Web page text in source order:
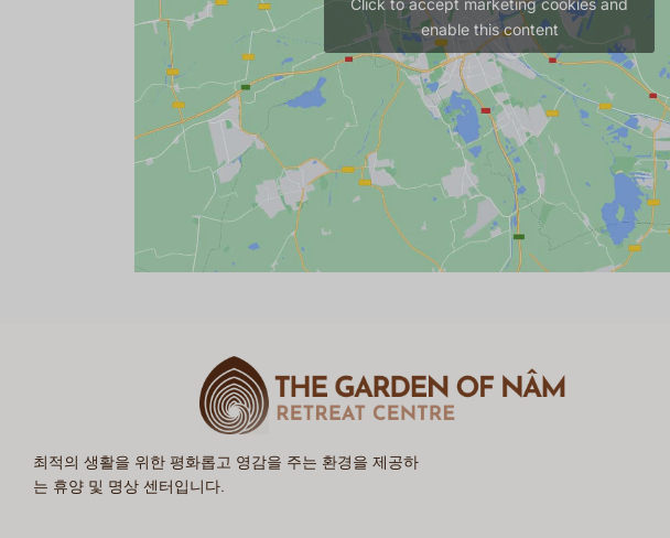
Click to accept marketing cookies and
enable this content
최적의 생활을 위한 평화롭고 영감을 주는 환경을 제공하
는 휴양 및 명상 센터입니다.